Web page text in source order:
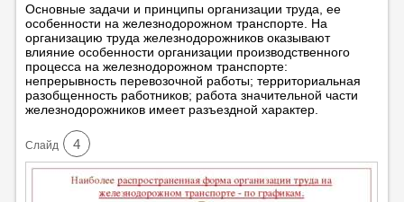
Основные задачи и принципы организации труда, ее
особенности на железнодорожном транспорте. На
организацию труда железнодорожников оказывают
влияние особенности организации производственного
процесса на железнодорожном транспорте:
непрерывность перевозочной работы; территориальная
разобщенность работников; работа значительной части
железнодорожников имеет разъездной характер.
Cлайд 4